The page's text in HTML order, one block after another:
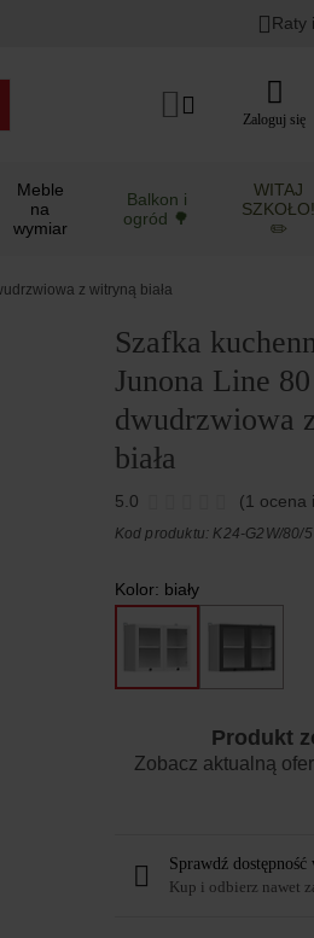
Raty
Zaloguj się
Meble
na
wymiar
Balkon i
ogród 🌳
WITAJ
SZKOŁO!
✏️
z witryną biała
Szafka
Junona Line
dwudrzwiowa
biała
5.0 (1 ocena
Kod produktu: K24-G2W/80/
Kolor: biały
Produkt
Zobacz aktualną
Sprawdź dostępność
Kup i odbierz nawet